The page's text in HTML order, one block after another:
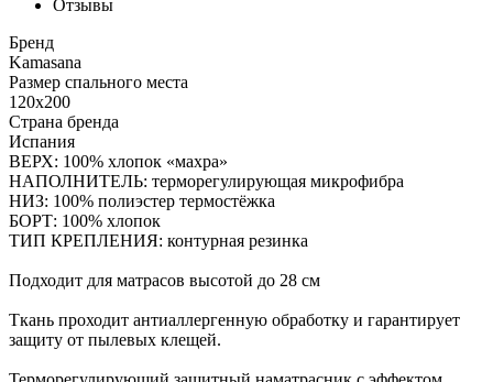
Отзывы
Бренд
Kamasana
Размер спального места
120x200
Страна бренда
Испания
ВЕРХ: 100% хлопок «махра»
НАПОЛНИТЕЛЬ: терморегулирующая микрофибра
НИЗ: 100% полиэстер термостёжка
БОРТ: 100% хлопок
ТИП КРЕПЛЕНИЯ: контурная резинка
Подходит для матрасов высотой до 28 см
Ткань проходит антиаллергенную обработку и гарантирует
защиту от пылевых клещей.